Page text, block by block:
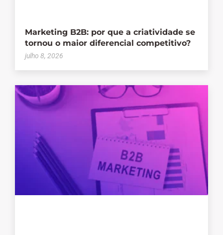
Marketing B2B: por que a criatividade se
tornou o maior diferencial competitivo?
julho 8, 2026